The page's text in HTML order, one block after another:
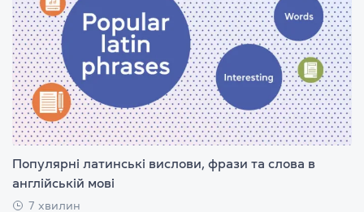
Популярні латинські вислови, фрази та слова в
англійській мові
7 хвилин